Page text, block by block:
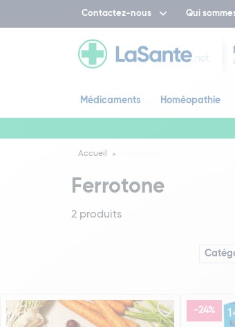
Contactez-nous Qui
Médicaments Homéopathie
Accueil
Ferrotone
2 produits
-24%